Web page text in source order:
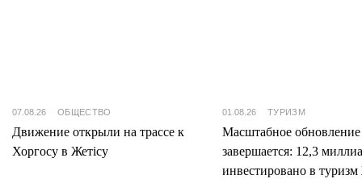
07.08.26 ОБЩЕСТВО
Движение открыли на трассе к
Хоргосу в Жетісу
01.08.26 ТУРИЗМ
Масштабное
завершается: 12,3
инвестировано в туризм